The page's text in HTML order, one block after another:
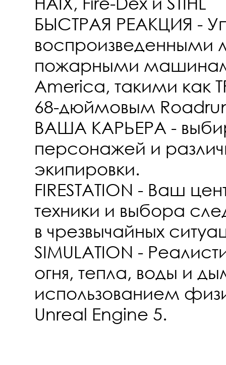
БЫСТРАЯ РЕАКЦИЯ -
воспроизведенными
пожарными
America, такими как
68-дюймовым
ВАША КАРЬЕРА -
персонажей и
экипировки.
FIRESTATION - Ваш
техники и выбора
в чрезвычайных
SIMULATION -
огня, тепла, воды и
использованием
Unreal Engine 5.